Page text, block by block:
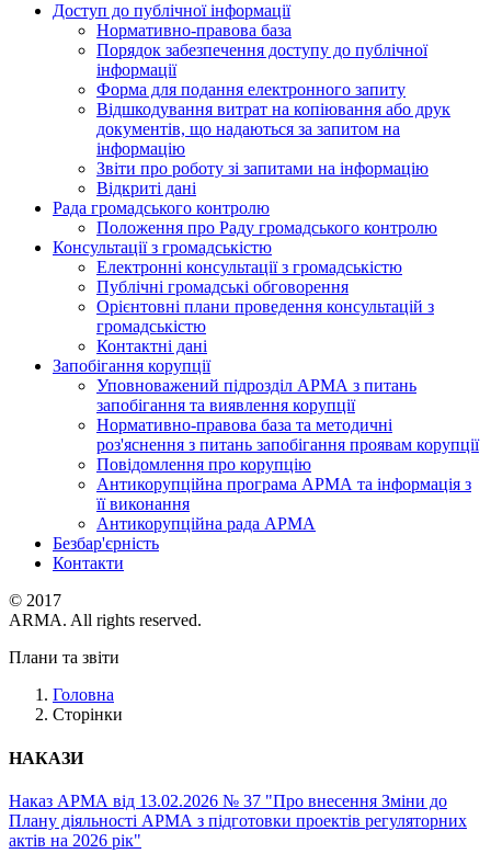
Доступ до публічної інформації
Нормативно-правова база
Порядок забезпечення доступу до публічної
інформації
Форма для подання електронного запиту
Відшкодування витрат на копіювання або друк
документів, що надаються за запитом на
інформацію
Звіти про роботу зі запитами на інформацію
Відкриті дані
Рада громадського контролю
Положення про Раду громадського контролю
Консультації з громадськістю
Електронні консультації з громадськістю
Публічні громадські обговорення
Орієнтовні плани проведення консультацій з
громадськістю
Контактні дані
Запобігання корупції
Уповноважений підрозділ АРМА з питань
запобігання та виявлення корупції
Нормативно-правова база та методичні
роз'яснення з питань запобігання проявам корупції
Повідомлення про корупцію
Антикорупційна програма АРМА та інформація з
її виконання
Антикорупційна рада АРМА
Безбар'єрність
Контакти
© 2017
ARMA. All rights reserved.
Плани та звіти
Головна
Сторінки
НАКАЗИ
Наказ АРМА від 13.02.2026 № 37 "Про внесення Зміни до
Плану діяльності АРМА з підготовки проектів регуляторних
актів на 2026 рік"